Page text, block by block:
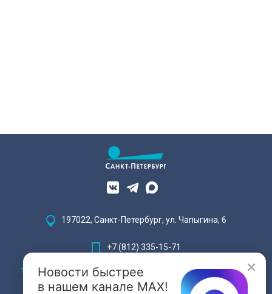
Новости быстрее
в нашем канале MAX!
197022, Санкт-Петербург, ул. Чапыгина, 6
+7 (812) 335-15-71
Внимание! Отдельные видеоматериалы, размещенные на настоящем
сайте, могут содержать информацию, предназначенную для лиц,
достигших 18 лет.